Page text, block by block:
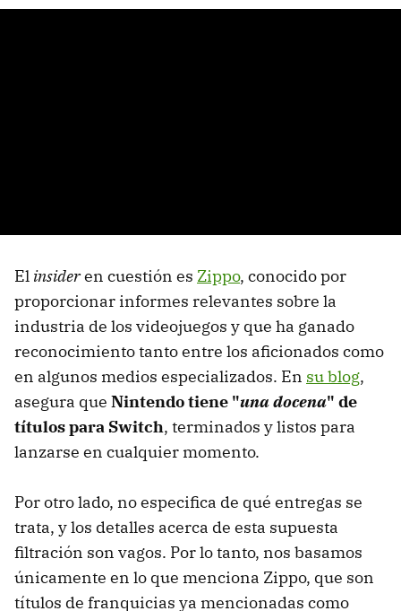
El insideren cuestión es Zippo, conocido por
proporcionar informes relevantes sobre la
industria de los videojuegos y que ha ganado
reconocimiento tanto entre los aficionados como
en algunos medios especializados. En su blog,
asegura que Nintendo tiene "una docena" de
títulos para Switch, terminados y listos para
lanzarse en cualquier momento.
Por otro lado, no especifica de qué entregas se
trata, y los detalles acerca de esta supuesta
filtración son vagos. Por lo tanto, nos basamos
únicamente en lo que menciona Zippo, que son
títulos de franquicias ya mencionadas como